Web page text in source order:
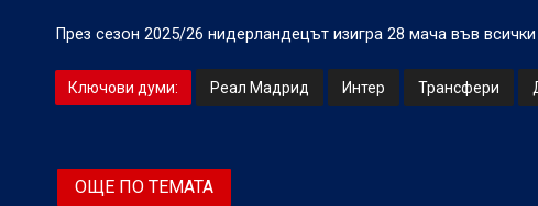
През сезон 2025/26 нидерландецът изигра 28 мача във
Ключови думи: Реал Мадрид Интер Трансфери
ОЩЕ ПО ТЕМАТА